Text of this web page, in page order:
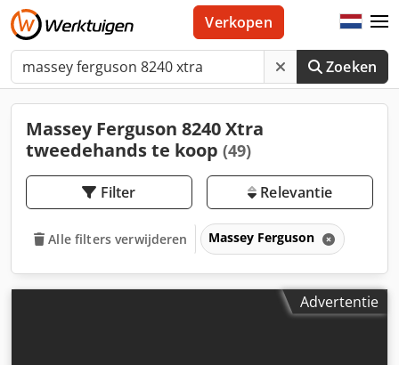
Zoeken
Verkopen
Massey Ferguson 8240 Xtra
tweedehands te koop (49)
Filter Relevantie
Alle filters verwijderen Massey Ferguson
Advertentie